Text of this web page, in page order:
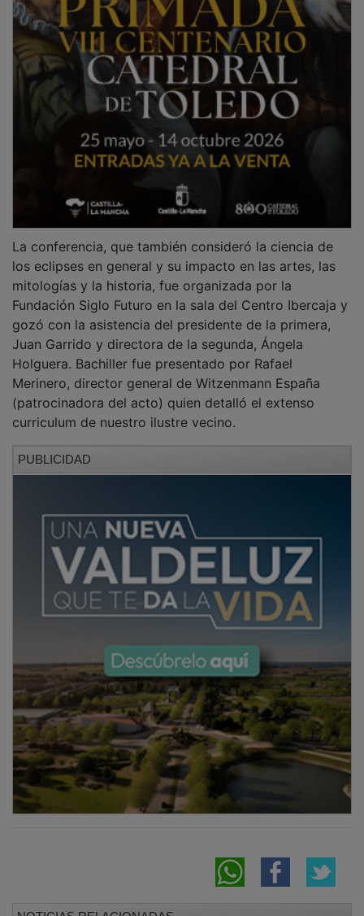
La conferencia, que también consideró la ciencia de
los eclipses en general y su impacto en las artes, las
mitologías y la historia, fue organizada por la
Fundación Siglo Futuro en la sala del Centro Ibercaja y
gozó con la asistencia del presidente de la primera,
Juan Garrido y directora de la segunda, Ángela
Holguera. Bachiller fue presentado por Rafael
Merinero, director general de Witzenmann España
(patrocinadora del acto) quien detalló el extenso
curriculum de nuestro ilustre vecino.
PUBLICIDAD